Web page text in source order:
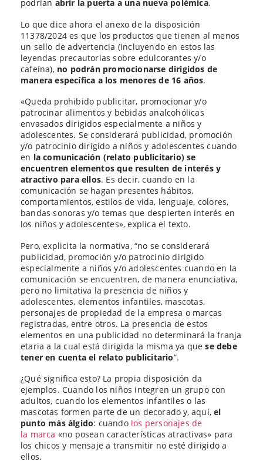
podrían abrir la puerta a una nueva polémica.
Lo que dice ahora el anexo de la disposición
11378/2024 es que los productos que tienen al menos
un sello de advertencia (incluyendo en estos las
leyendas precautorias sobre edulcorantes y/o
cafeína), no podrán promocionarse dirigidos de
manera específica a los menores de 16 años.
«Queda prohibido publicitar, promocionar y/o
patrocinar alimentos y bebidas analcohólicas
envasados dirigidos especialmente a niños y
adolescentes. Se considerará publicidad, promoción
y/o patrocinio dirigido a niños y adolescentes cuando
en la comunicación (relato publicitario) se
encuentren elementos que resulten de interés y
atractivo para ellos. Es decir, cuando en la
comunicación se hagan presentes hábitos,
comportamientos, estilos de vida, lenguaje, colores,
bandas sonoras y/o temas que despierten interés en
los niños y adolescentes», explica el texto.
Pero, explicita la normativa, “no se considerará
publicidad, promoción y/o patrocinio dirigido
especialmente a niños y/o adolescentes cuando en la
comunicación se encuentren, de manera enunciativa,
pero no limitativa la presencia de niños y
adolescentes, elementos infantiles, mascotas,
personajes de propiedad de la empresa o marcas
registradas, entre otros. La presencia de estos
elementos en una publicidad no determinará la franja
etaria a la cual está dirigida la misma ya quese debe
tener en cuenta el relato publicitario”.
¿Qué significa esto? La propia disposición da
ejemplos. Cuando los niños integren un grupo con
adultos, cuando los elementos infantiles o las
mascotas formen parte de un decorado y, aquí,el
punto más álgido: cuando los personajes de
la marca «no posean características atractivas» para
los chicos y mensaje a transmitir no esté dirigido a
ellos.